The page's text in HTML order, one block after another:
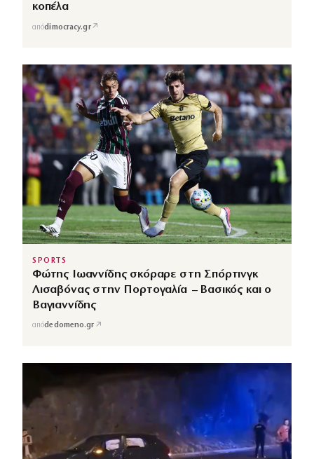
κοπέλα
απόdimocracy.gr↗
SPORTS
Φώτης Ιωαννίδης σκόραρε στη Σπόρτινγκ
Λισαβόνας στην Πορτογαλία – Βασικός και ο
Βαγιαννίδης
απόdedomeno.gr ↗